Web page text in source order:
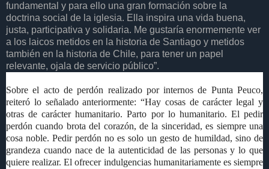
fundamental y para ello una gran formación sobre la
doctrina social de la iglesia. Ella inspira una vida buena,
justa, participativa y solidaria. Me gustaría enormemente ver
a los laicos metidos en la historia de Santiago y metidos
también en la historia de Chile, para tener un papel
relevante, ojala de servicio público”.
Sobre el acto de perdón realizado por internos de Punta Peuco,
reiteró lo señalado anteriormente: “Hay cosas de carácter legal y
otras de carácter humanitario. Parto por lo humanitario. El pedir
perdón cuando brota del corazón, de la sinceridad, es siempre una
cosa noble. Pedir perdón no es solo un gesto de humildad, sino de
grandeza cuando nace de la autenticidad de las personas y lo que
quiere realizar. El ofrecer indulgencias humanitariamente es siempre